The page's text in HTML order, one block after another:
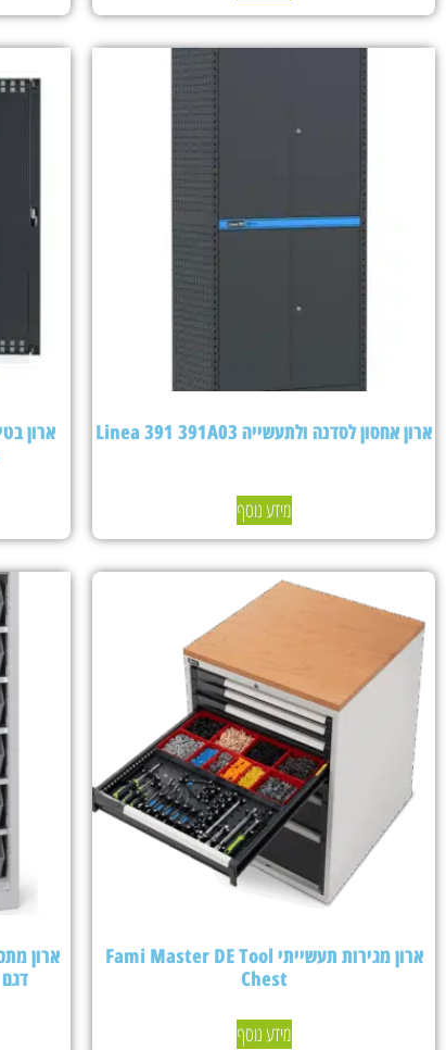
ארון אחסון לסדנה ולתעשייה Linea 391 391A03
מידע נוסף
ארון מגירות תעשייתי Fami Master DE Tool
Chest
מידע נוסף
דגם PERFOMAK01 – צבע אפור בהיר